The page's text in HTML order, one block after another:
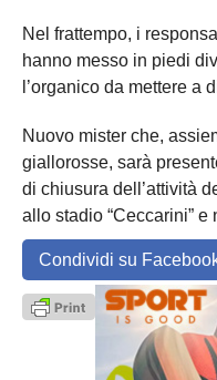
Nel frattempo, i
hanno messo in piedi
l’organico da mettere a
Nuovo mister che,
giallorosse, sarà
di chiusura dell’attività
allo stadio “Ceccarini”
Condividi su